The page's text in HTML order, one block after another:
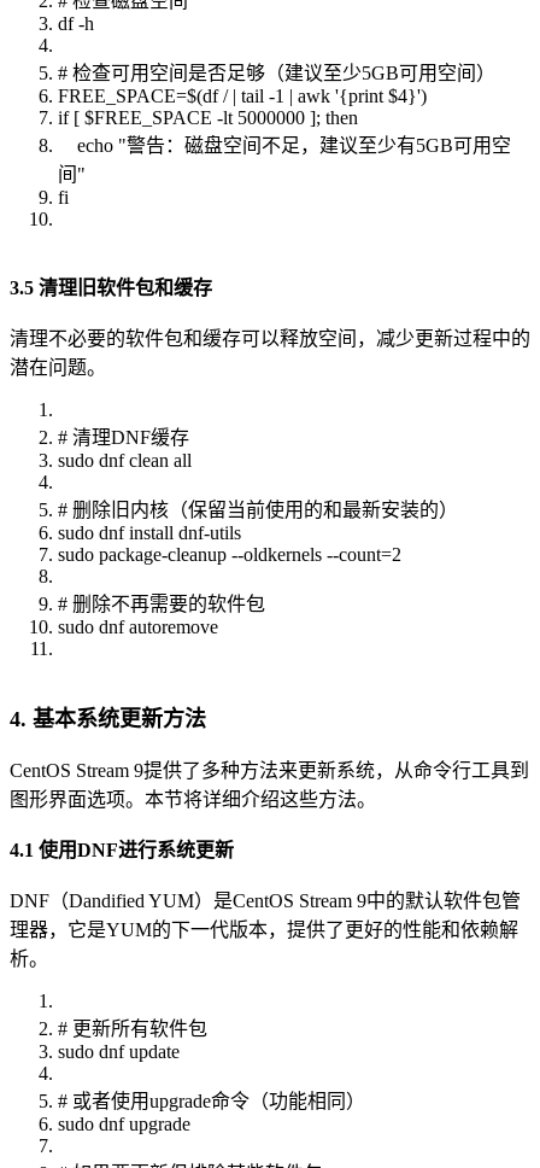
df -h
# 检查可用空间是否足够（建议至少5GB可用空间）
FREE_SPACE=$(df / | tail -1 | awk '{print $4}')
if [ $FREE_SPACE -lt 5000000 ]; then
echo "警告：磁盘空间不足，建议至少有5GB可用空
间"
fi
3.5 清理旧软件包和缓存
清理不必要的软件包和缓存可以释放空间，减少更新过程中的
潜在问题。
# 清理DNF缓存
sudo dnf clean all
# 删除旧内核（保留当前使用的和最新安装的）
sudo dnf install dnf-utils
sudo package-cleanup --oldkernels --count=2
# 删除不再需要的软件包
sudo dnf autoremove
4. 基本系统更新方法
CentOS Stream 9提供了多种方法来更新系统，从命令行工具到
图形界面选项。本节将详细介绍这些方法。
4.1 使用DNF进行系统更新
DNF（Dandified YUM）是CentOS Stream 9中的默认软件包管
理器，它是YUM的下一代版本，提供了更好的性能和依赖解
析。
# 更新所有软件包
sudo dnf update
# 或者使用upgrade命令（功能相同）
sudo dnf upgrade